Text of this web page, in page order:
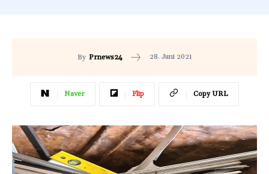
By Prnews24 28. Juni 2021
Naver Flip Copy URL